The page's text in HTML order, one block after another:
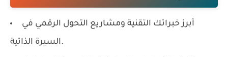
أبرز خبراتك التقنية ومشاريع التحول الرقمي في
السيرة الذاتية.